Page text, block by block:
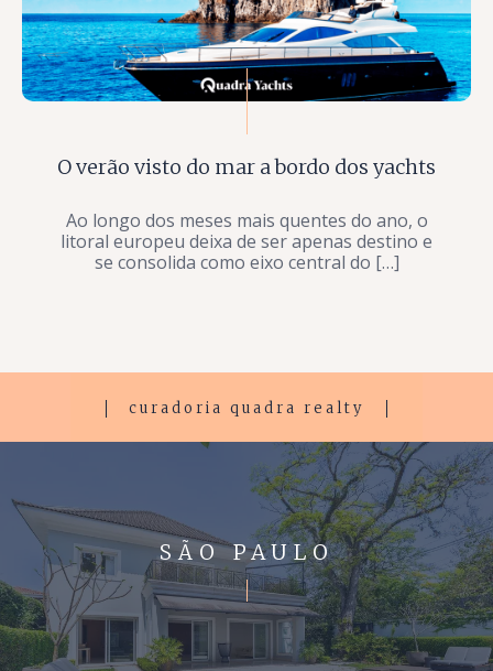
O verão visto do mar a bordo dos yachts
Ao longo dos meses mais quentes do ano, o
litoral europeu deixa de ser apenas destino e
se consolida como eixo central do […]
curadoria quadra realty
SÃO PAULO